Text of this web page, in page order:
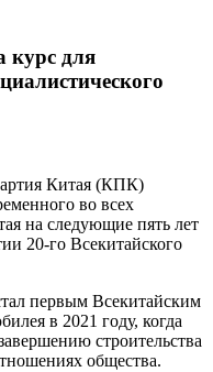
курс для
Китая (КПК)
во всех
на следующие пять лет
20-го Всекитайского
первым Всекитайским
в 2021 году, когда
строительства
общества.